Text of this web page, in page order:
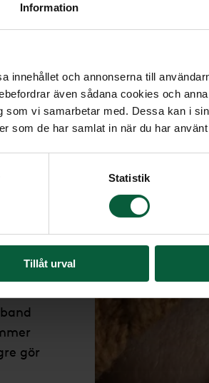
Information
innehållet och annonserna till
även sådana cookies och
vi samarbetar med. Dessa kan i
som de har samlat in när du har
Statistik
Tillåt urval
Om du ska gå på
minnesstund kan du
minnessidor. Där kan du
ge minnesgåva.
den
gör